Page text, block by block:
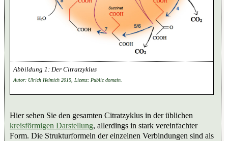
Der Citratzyklus
Autor: Ulrich Helmich 2015, Lizenz: Public domain.
Hier sehen Sie den gesamten Citratzyklus in der üblichen
kreisförmigen Darstellung, allerdings in stark vereinfachter
Form. Die Strukturformeln der einzelnen Verbindungen sind als